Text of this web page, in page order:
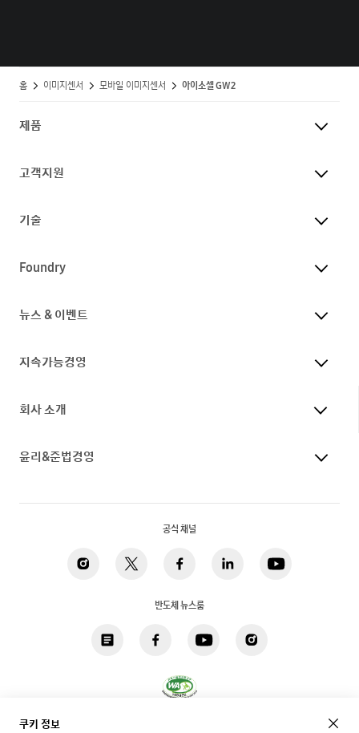
홈 이미지센서 모바일 이미지센서 아이소셀 GW2
제품
고객지원
기술
Foundry
뉴스 & 이벤트
지속가능경영
회사 소개
윤리&준법경영
공식 채널
반도체 뉴스룸
쿠키 정보